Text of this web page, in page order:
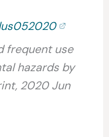
frequent use
hazards by
2020 Jun